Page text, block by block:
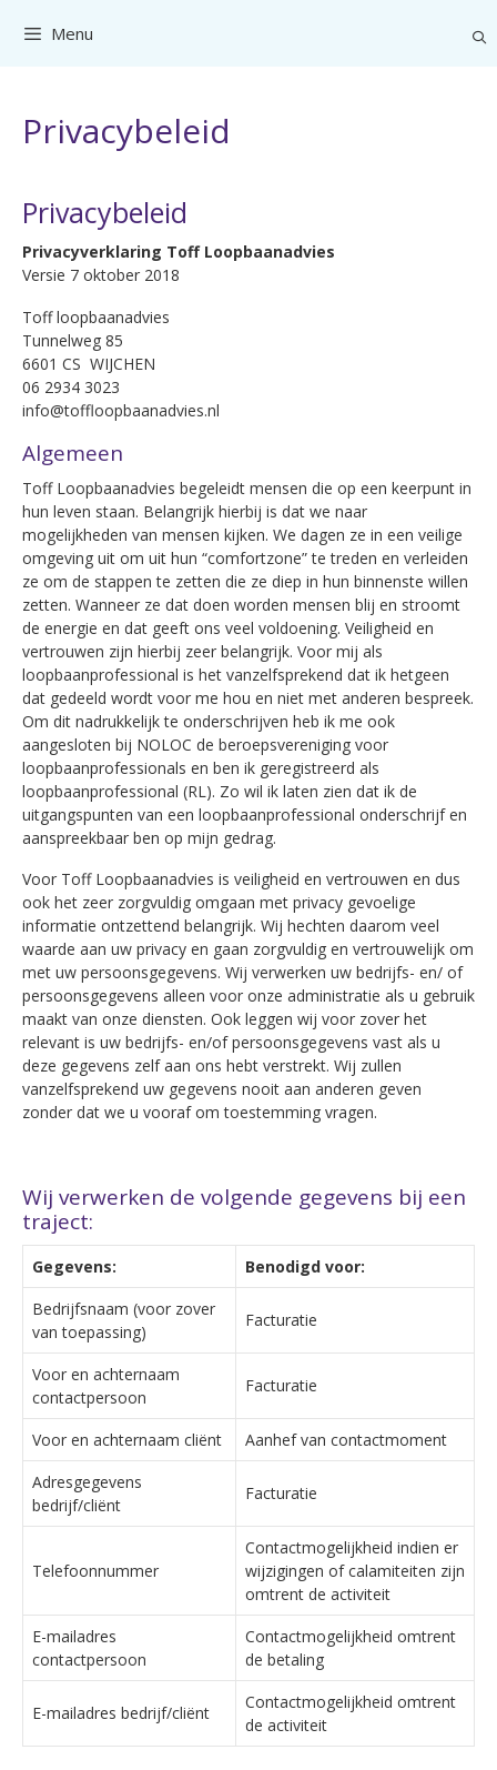
naar
Menu
Privacybeleid
Privacybeleid
Privacyverklaring Toff Loopbaanadvies
Versie 7 oktober 2018
Toff loopbaanadvies
Tunnelweg 85
6601 CS WIJCHEN
06 2934 3023
info@toffloopbaanadvies.nl
Algemeen
Toff Loopbaanadvies begeleidt mensen die op een keerpunt in
hun leven staan. Belangrijk hierbij is dat we naar
mogelijkheden van mensen kijken. We dagen ze in een veilige
omgeving uit om uit hun “comfortzone” te treden en verleiden
ze om de stappen te zetten die ze diep in hun binnenste willen
zetten. Wanneer ze dat doen worden mensen blij en stroomt
de energie en dat geeft ons veel voldoening. Veiligheid en
vertrouwen zijn hierbij zeer belangrijk. Voor mij als
loopbaanprofessional is het vanzelfsprekend dat ik hetgeen
dat gedeeld wordt voor me hou en niet met anderen bespreek.
Om dit nadrukkelijk te onderschrijven heb ik me ook
aangesloten bij NOLOC de beroepsvereniging voor
loopbaanprofessionals en ben ik geregistreerd als
loopbaanprofessional (RL). Zo wil ik laten zien dat ik de
uitgangspunten van een loopbaanprofessional onderschrijf en
aanspreekbaar ben op mijn gedrag.
Voor Toff Loopbaanadvies is veiligheid en vertrouwen en dus
ook het zeer zorgvuldig omgaan met privacy gevoelige
informatie ontzettend belangrijk. Wij hechten daarom veel
waarde aan uw privacy en gaan zorgvuldig en vertrouwelijk om
met uw persoonsgegevens. Wij verwerken uw bedrijfs- en/ of
persoonsgegevens alleen voor onze administratie als u gebruik
maakt van onze diensten. Ook leggen wij voor zover het
relevant is uw bedrijfs- en/of persoonsgegevens vast als u
deze gegevens zelf aan ons hebt verstrekt. Wij zullen
vanzelfsprekend uw gegevens nooit aan anderen geven
zonder dat we u vooraf om toestemming vragen.
Wij verwerken de volgende gegevens bij een
traject:
Gegevens:
Benodigd voor:
Bedrijfsnaam (voor zover
van toepassing)
Facturatie
Voor en achternaam
contactpersoon
Facturatie
Voor en achternaam cliënt
Aanhef van contactmoment
Adresgegevens
bedrijf/cliënt
Facturatie
Telefoonnummer
Contactmogelijkheid indien er
wijzigingen of calamiteiten zijn
omtrent de activiteit
E-mailadres
contactpersoon
Contactmogelijkheid omtrent
de betaling
E-mailadres bedrijf/cliënt
Contactmogelijkheid omtrent
de activiteit